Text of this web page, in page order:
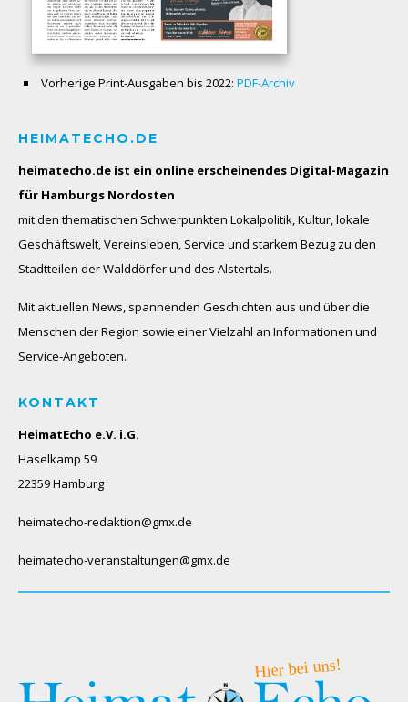
Vorherige Print-Ausgaben bis 2022: PDF-Archiv
HEIMATECHO.DE
heimatecho.de ist ein online erscheinendes Digital-Magazin
für Hamburgs Nordosten
mit den thematischen Schwerpunkten Lokalpolitik, Kultur, lokale
Geschäftswelt, Vereinsleben, Service und starkem Bezug zu den
Stadtteilen der Walddörfer und des Alstertals.
Mit aktuellen News, spannenden Geschichten aus und über die
Menschen der Region sowie einer Vielzahl an Informationen und
Service-Angeboten.
KONTAKT
HeimatEcho e.V. i.G.
Haselkamp 59
22359 Hamburg
heimatecho-redaktion@gmx.de
heimatecho-veranstaltungen@gmx.de